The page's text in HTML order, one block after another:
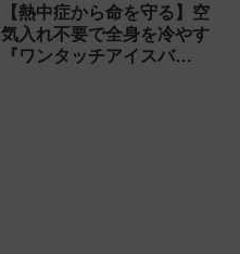
ー4L」【アイリ
スオーヤマ】！宇
宙服の技術で保冷
【熱中症から命を守る】空
気入れ不要で全身を冷やす
『ワンタッチアイスバ